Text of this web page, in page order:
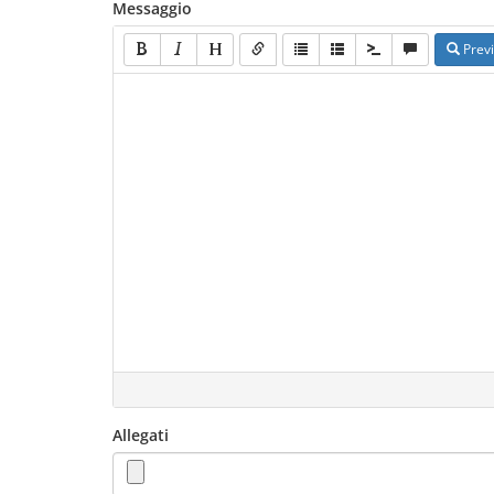
Messaggio
Allegati